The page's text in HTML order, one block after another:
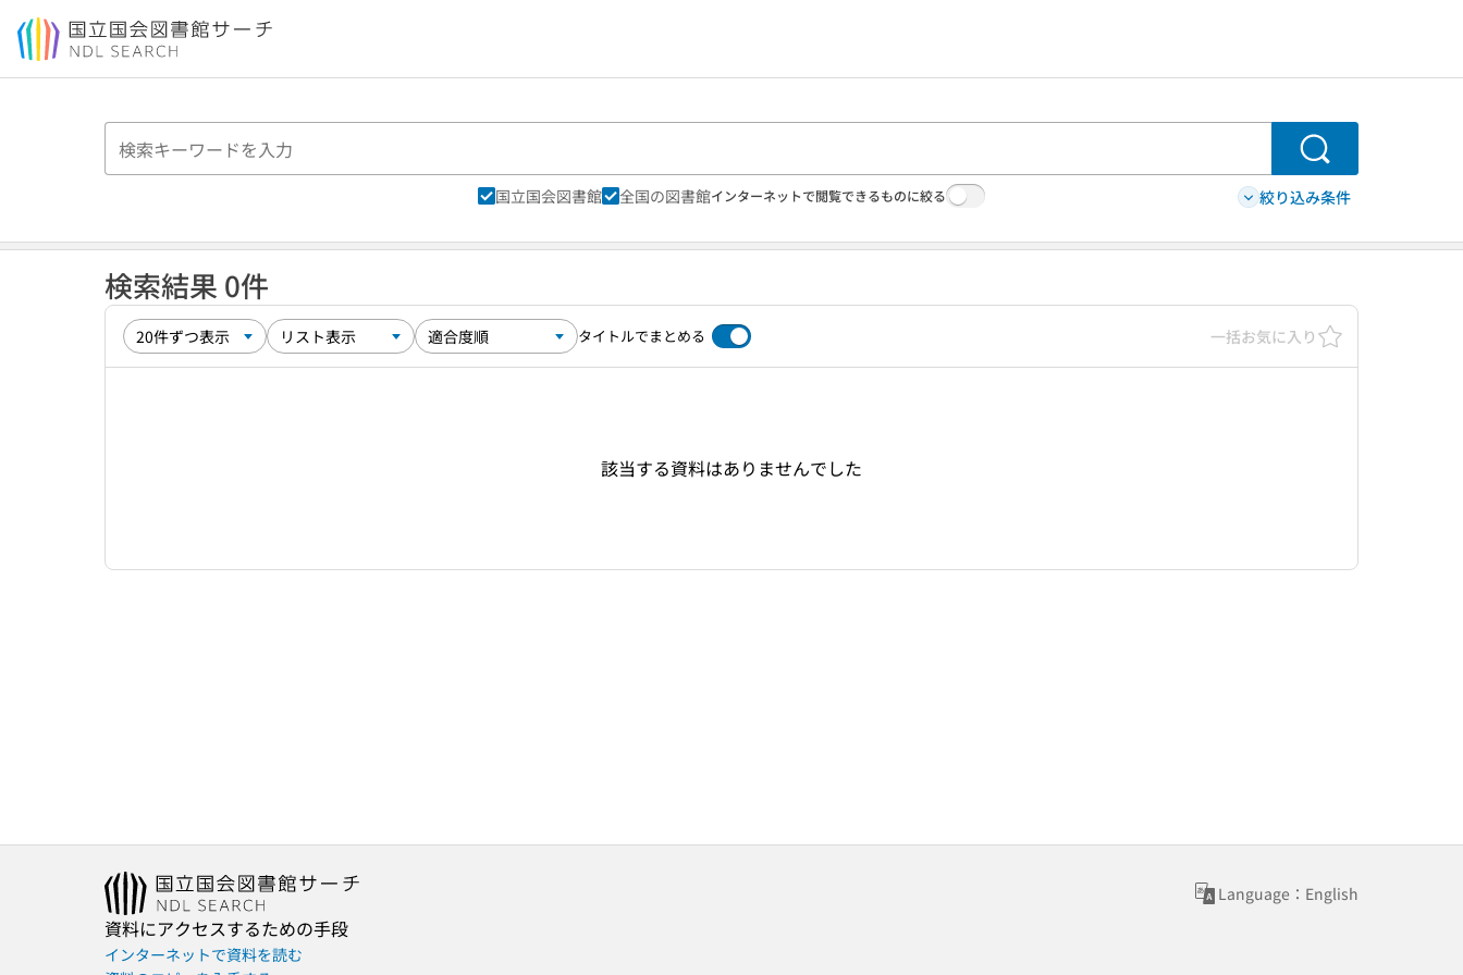
本文へ移動
検索
国立国会図書館 全国の図書館インターネットで閲覧できるものに絞る 絞り込み条件
検索結果 0件
タイトルでまとめる 一括お気に入り
該当する資料はありませんでした
Language：English
資料にアクセスするための手段
インターネットで資料を読む